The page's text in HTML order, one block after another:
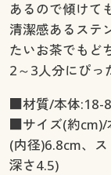
あるので傾けて
清潔感あるステ
たいお茶でもど
2～3人分にぴっ
■材質/本体:18-
■サイズ(約cm)/
(内径)6.8cm、
深さ4.5)